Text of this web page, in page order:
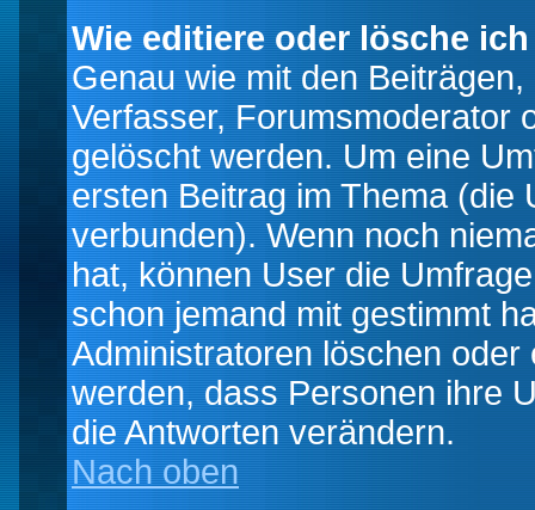
Wie editiere oder lösche
Genau wie mit den
Verfasser, Forumsmoderator
gelöscht werden. Um eine
ersten Beitrag im Thema (die
verbunden). Wenn noch
hat, können User die
schon jemand mit gestimmt
Administratoren löschen
werden, dass Personen ihre
die Antworten verändern.
Nach oben